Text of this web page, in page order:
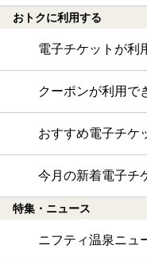
おトクに利用する
電子チケットが利
クーポンが利用で
おすすめ電子チケ
今月の新着電子チ
特集・ニュース
ニフティ温泉ニュ